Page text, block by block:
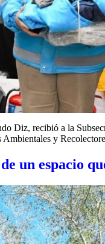
Diz, recibió a la
y
un espacio